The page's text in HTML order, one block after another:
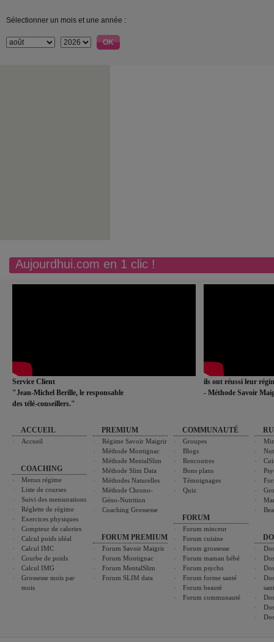
Sélectionner un mois et une année :
Aujourdhui.com en 1 clic !
Service Client
"Jean-Michel Berille, le responsable
des télé-conseillers."
ils ont réussi leur
- Méthode Savoir
ACCUEIL
Accueil
COACHING
Menus régime
Liste de courses
Suivi des mensurations
Réglette de régime
Exercices physiques
Compteur de calories
Calcul poids idéal
Calcul IMC
Courbe de poids
Calcul IMG
Grossesse mois par
mois
PREMIUM
Régime Savoir Maigrir
Méthode Montignac
Méthode MentalSlim
Méthode Slim Data
Méthodes Naturelles
Méthode Chrono-
Géno-Nutrition
Coaching Grossesse
FORUM PREMIUM
Forum Savoir Maigrir
Forum Montignac
Forum MentalSlim
Forum SLIM data
COMMUNAUTÉ
Groupes
Blogs
Rencontres
Bons plans
Témoignages
Quiz
FORUM
Forum minceur
Forum cuisine
Forum grossesse
Forum maman bébé
Forum psycho
Forum forme santé
Forum beauté
Forum communauté